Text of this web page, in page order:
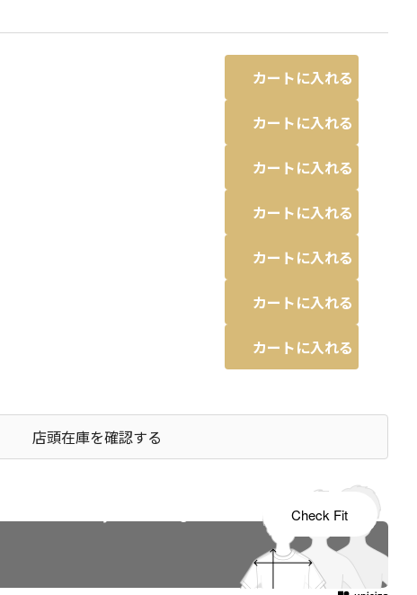
カートに入れる
カートに入れる
カートに入れる
カートに入れる
カートに入れる
カートに入れる
カートに入れる
店頭在庫を確認する
Check Fit